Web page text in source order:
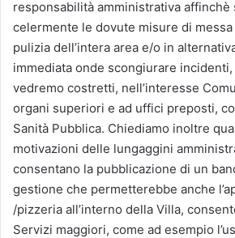
responsabilità amministrativa affinchè
celermente le dovute misure di
pulizia dell’intera area e/o in
immediata onde scongiurare
vedremo costretti, nell’interesse
organi superiori e ad uffici preposti,
Sanità Pubblica. Chiediamo inoltre
motivazioni delle lungaggini
consentano la pubblicazione di un
gestione che permetterebbe anche
/pizzeria all’interno della Villa,
Servizi maggiori, come ad esempio